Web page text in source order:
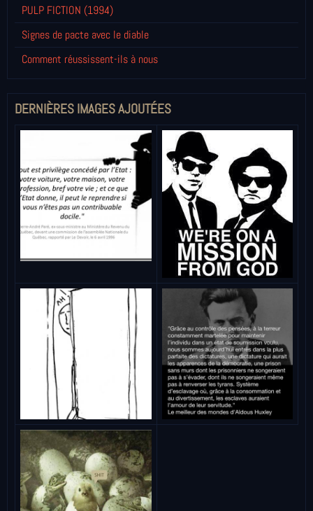
PULP FICTION (1994)
Signes de pacte avec le diable
Comment réussissent-ils à nous
DERNIÈRES IMAGES AJOUTÉES